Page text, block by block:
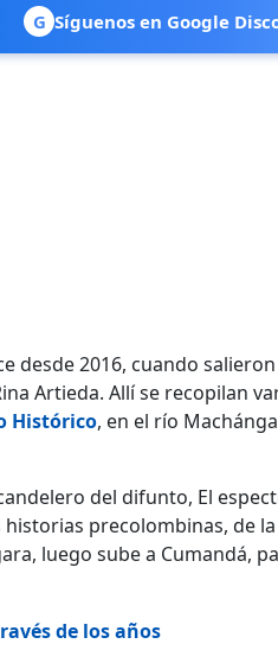
G Síguenos en Google
desde 2016, cuando
Artieda. Allí se recopilan
Histórico, en el río
del difunto, El
precolombinas, de
luego sube a Cumandá,
de los años